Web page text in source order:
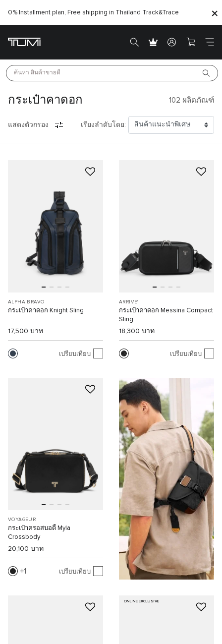
0% Installment plan, Free shipping in Thailand Track&Trace
ค้นหา สินค้าขายดี
กระเป๋าคาดอก 102 ผลิตภัณฑ์
แสดงตัวกรอง เรียงลำดับโดย:
ALPHA BRAVO
กระเป๋าคาดอก Knight Sling
17,500 บาท
เปรียบเทียบ
ARRIVE'
กระเป๋าคาดอก Messina Compact
Sling
18,300 บาท
เปรียบเทียบ
VOYAGEUR
กระเป๋าครอสบอดี้ Myla
Crossbody
20,100 บาท
1 เปรียบเทียบ
ONLINE EXCLUSIVE